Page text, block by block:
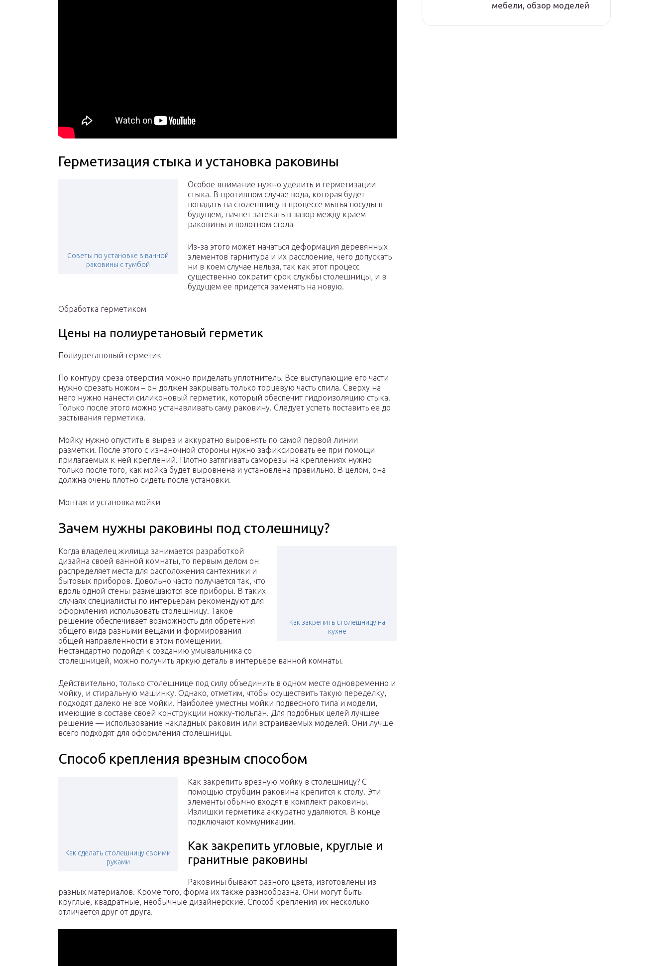
Герметизация стыка и установка раковины
Советы по установке в ванной
раковины с тумбой
Особое внимание нужно уделить и герметизации
стыка. В противном случае вода, которая будет
попадать на столешницу в процессе мытья посуды в
будущем, начнет затекать в зазор между краем
раковины и полотном стола
Из-за этого может начаться деформация деревянных
элементов гарнитура и их расслоение, чего допускать
ни в коем случае нельзя, так как этот процесс
существенно сократит срок службы столешницы, и в
будущем ее придется заменять на новую.
Обработка герметиком
Цены на полиуретановый герметик
Полиуретановый герметик
По контуру среза отверстия можно приделать уплотнитель. Все выступающие его части
нужно срезать ножом – он должен закрывать только торцевую часть спила. Сверху на
него нужно нанести силиконовый герметик, который обеспечит гидроизоляцию стыка.
Только после этого можно устанавливать саму раковину. Следует успеть поставить ее до
застывания герметика.
Мойку нужно опустить в вырез и аккуратно выровнять по самой первой линии
разметки. После этого с изнаночной стороны нужно зафиксировать ее при помощи
прилагаемых к ней креплений. Плотно затягивать саморезы на креплениях нужно
только после того, как мойка будет выровнена и установлена правильно. В целом, она
должна очень плотно сидеть после установки.
Монтаж и установка мойки
Зачем нужны раковины под столешницу?
Как закрепить столешницу на
кухне
Когда владелец жилища занимается разработкой
дизайна своей ванной комнаты, то первым делом он
распределяет места для расположения сантехники и
бытовых приборов. Довольно часто получается так, что
вдоль одной стены размещаются все приборы. В таких
случаях специалисты по интерьерам рекомендуют для
оформления использовать столешницу. Такое
решение обеспечивает возможность для обретения
общего вида разными вещами и формирования
общей направленности в этом помещении.
Нестандартно подойдя к созданию умывальника со
столешницей, можно получить яркую деталь в интерьере ванной комнаты.
Действительно, только столешнице под силу объединить в одном месте одновременно и
мойку, и стиральную машинку. Однако, отметим, чтобы осуществить такую переделку,
подходят далеко не все мойки. Наиболее уместны мойки подвесного типа и модели,
имеющие в составе своей конструкции ножку-тюльпан. Для подобных целей лучшее
решение — использование накладных раковин или встраиваемых моделей. Они лучше
всего подходят для оформления столешницы.
Способ крепления врезным способом
Как сделать столешницу своими
руками
Как закрепить врезную мойку в столешницу? С
помощью струбцин раковина крепится к столу. Эти
элементы обычно входят в комплект раковины.
Излишки герметика аккуратно удаляются. В конце
подключают коммуникации.
Как закрепить угловые, круглые и
гранитные раковины
Раковины бывают разного цвета, изготовлены из
разных материалов. Кроме того, форма их также разнообразна. Они могут быть
круглые, квадратные, необычные дизайнерские. Способ крепления их несколько
отличается друг от друга.
мебели, обзор моделей